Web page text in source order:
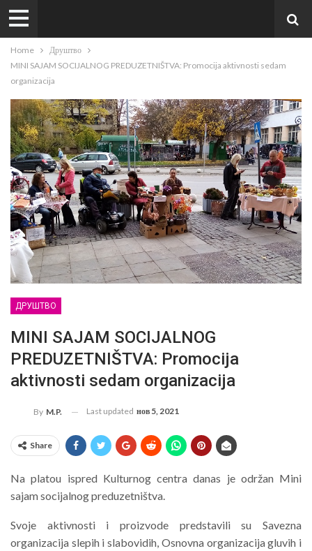
Home
Друштво
MINI SAJAM SOCIJALNOG PREDUZETNIŠTVA: Promocija aktivnosti sedam
organizacija
ДРУШТВО
MINI SAJAM SOCIJALNOG
PREDUZETNIŠTVA: Promocija
aktivnosti sedam organizacija
By M.P. Last updated нов 5, 2021
Share
Na platou ispred Kulturnog centra danas je održan Mini
sajam socijalnog preduzetništva.
Svoje aktivnosti i proizvode predstavili su Savezna
organizacija slepih i slabovidih, Osnovna organizacija gluvih i